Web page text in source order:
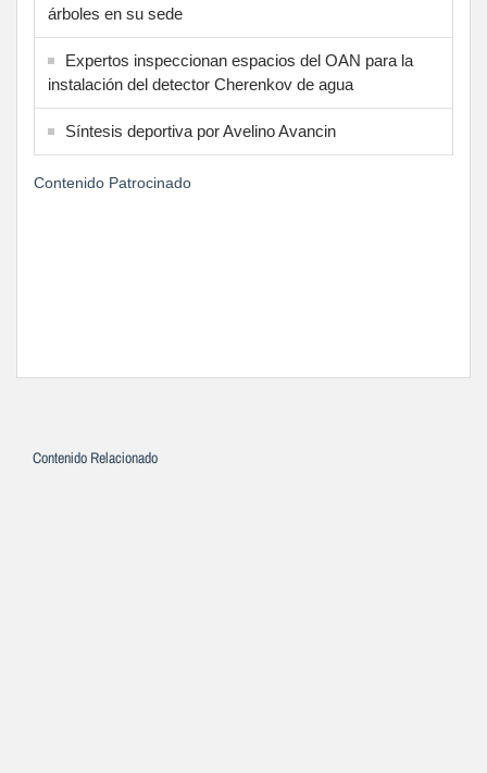
árboles en su sede
Expertos inspeccionan espacios del OAN para la
instalación del detector Cherenkov de agua
Síntesis deportiva por Avelino Avancin
Contenido Patrocinado
Contenido Relacionado